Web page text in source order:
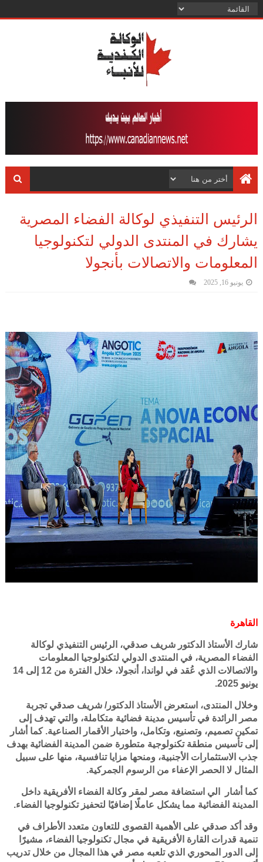
الرئيس التنفيذي لوكالة الفضاء المصرية
يشارك في المنتدى الدولي لتكنولوجيا
المعلومات والاتصالات بأنجولا
يونيو 16, 2025
القاهرة
شارك الأستاذ الدكتور شريف صدقي، الرئيس التنفيذي لوكالة
الفضاء المصرية، في المنتدى الدولي لتكنولوجيا المعلومات
والاتصالات الذي عُقد في لواندا، أنجولا، خلال الفترة من 12 إلى 14
يونيو 2025.
وخلال المنتدى، استعرض الأستاذ الدكتور/ شريف صدقي تجربة
مصر الرائدة في تأسيس مدينة فضائية متكاملة، والتي تهدف إلى
تمكين تصميم، وتصنيع، وتكامل، واختبار الأقمار الصناعية. كما أشار
إلى تأسيس منطقة تكنولوجية متطورة ضمن المدينة الفضائية بهدف
جذب الاستثمارات الأجنبية، ومنحها مزايا تنافسية، منها على سبيل
المثال لا الحصر الإعفاء من الرسوم الجمركية.
كما أشار الي استضافة مصر لمقر وكالة الفضاء الأفريقية داخل
المدينة الفضائية مما يشكل عاملًا إضافيًا لتحفيز تكنولوجيا الفضاء.
وقد أكد صدقي على الأهمية القصوى للتعاون متعدد الأطراف في
تنمية قدرات القارة الأفريقية في مجال تكنولوجيا الفضاء، مشيرًا
إلى الدور المحوري الذي تلعبه مصر في هذا المجال من خلال تدريب